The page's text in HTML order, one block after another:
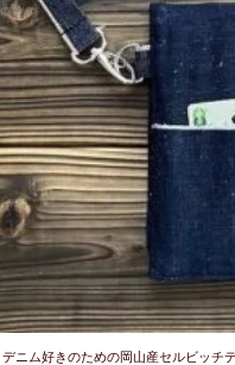
デニム好きのための岡山産セルビッチ